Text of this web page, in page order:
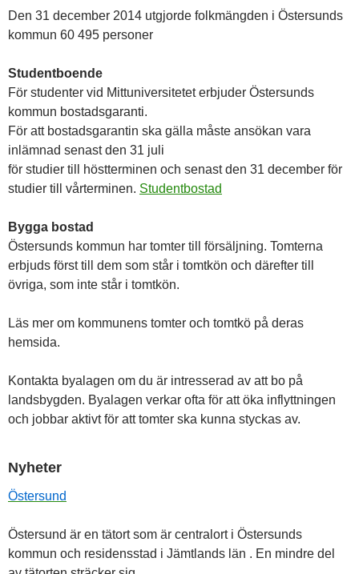
Den 31 december 2014 utgjorde folkmängden i Östersunds
kommun 60 495 personer
Studentboende
För studenter vid Mittuniversitetet erbjuder Östersunds
kommun bostadsgaranti.
För att bostadsgarantin ska gälla måste ansökan vara
inlämnad senast den 31 juli
för studier till höstterminen och senast den 31 december för
studier till vårterminen. Studentbostad
Bygga bostad
Östersunds kommun har tomter till försäljning. Tomterna
erbjuds först till dem som står i tomtkön och därefter till
övriga, som inte står i tomtkön.
Läs mer om kommunens tomter och tomtkö på deras
hemsida.
Kontakta byalagen om du är intresserad av att bo på
landsbygden. Byalagen verkar ofta för att öka inflyttningen
och jobbar aktivt för att tomter ska kunna styckas av.
Nyheter
Östersund
Östersund är en tätort som är centralort i Östersunds
kommun och residensstad i Jämtlands län . En mindre del